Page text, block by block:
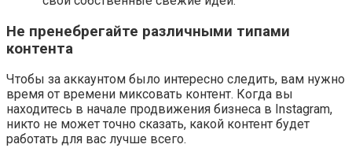
Не пренебрегайте различными типами
контента
Чтобы за аккаунтом было интересно следить, вам нужно
время от времени миксовать контент. Когда вы
находитесь в начале продвижения бизнеса в Instagram,
никто не может точно сказать, какой контент будет
работать для вас лучше всего.